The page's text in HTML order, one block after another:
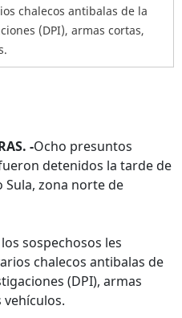
chalecos antibalas de la
(DPI), armas cortas,
-Ocho presuntos
detenidos la tarde de
Sula, zona norte de
sospechosos les
chalecos antibalas de
(DPI), armas